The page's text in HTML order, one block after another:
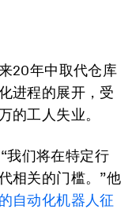
20年中取代仓库
进程的展开，受
的工人失业。
我们将在特定行
相关的门槛。”他
自动化机器人征